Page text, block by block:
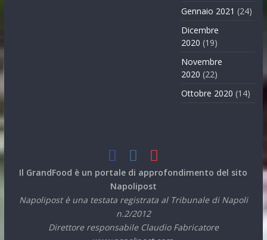
Gennaio 2021 (24)
Dicembre
2020 (19)
Novembre
2020 (22)
Ottobre 2020 (14)
Il GrandFood è un portale di approfondimento del sito
Napolipost
Napolipost è una testata registrata al Tribunale di Napoli
n.2/2012
Direttore responsabile Claudio Fabricatore